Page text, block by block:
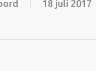
18 juli 2017